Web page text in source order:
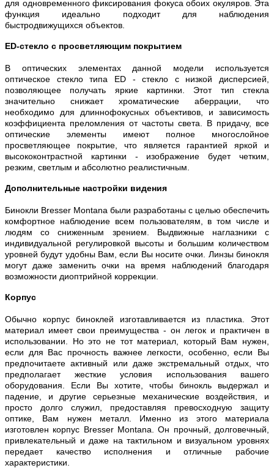
для одновременного фиксирования фокуса обоих окуляров. Эта
функция идеально подходит для наблюдения
быстродвижущихся объектов.
ED-cтекло с просветляющим покрытием
В оптических элементах данной модели используется
оптическое стекло типа ED - стекло с низкой дисперсией,
позволяющее получать яркие картинки. Этот тип стекла
значительно снижает хроматические аберрации, что
необходимо для длиннофокусных объективов, и зависимость
коэффициента преломления от частоты света. В придачу, все
оптические элементы имеют полное многослойное
просветляющее покрытие, что является гарантией яркой и
высококонтрастной картинки - изображение будет четким,
резким, светлым и абсолютно реалистичным.
Дополнительные настройки видения
Бинокли Bresser Montana были разработаны с целью обеспечить
комфортное наблюдение всем пользователям, в том числе и
людям со сниженным зрением. Выдвижные наглазники с
индивидуальной регулировкой высоты и большим количеством
уровней будут удобны Вам, если Вы носите очки. Линзы бинокля
могут даже заменить очки на время наблюдений благодаря
возможности диоптрийной коррекции.
Корпус
Обычно корпус биноклей изготавливается из пластика. Этот
материал имеет свои преимущества - он легок и практичен в
использовании. Но это не тот материал, который Вам нужен,
если для Вас прочность важнее легкости, особенно, если Вы
предпочитаете активный или даже экстремальный отдых, что
предполагает жесткие условия использования вашего
оборудования. Если Вы хотите, чтобы бинокль выдержал и
падение, и другие серьезные механические воздействия, и
просто долго служил, предоставляя превосходную защиту
оптике, Вам нужен металл. Именно из этого материала
изготовлен корпус Bresser Montana. Он прочный, долговечный,
привлекательный и даже на тактильном и визуальном уровнях
передает качество исполнения и отличные рабочие
характеристики.